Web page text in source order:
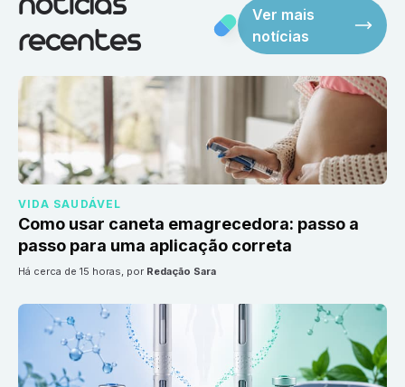
notícias
recentes
Ver mais
notícias
VIDA SAUDÁVEL
Como usar caneta emagrecedora: passo a
passo para uma aplicação correta
há cerca de 15 horas, por Redação Sara